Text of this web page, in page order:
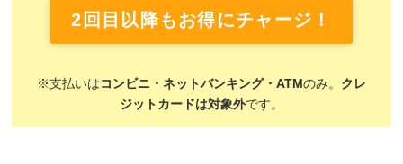
2回目以降もお得にチャージ！
※支払いは コンビニ・ネットバンキング・ATMのみ。 クレ
ジットカードは対象外です。